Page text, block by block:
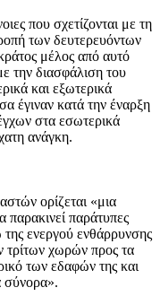
που σχετίζονται με τη
των δευτερευόντων
μέλος από αυτό
την διασφάλιση του
και εξωτερικά
έγιναν κατά την έναρξη
στα εσωτερικά
ανάγκη.
ορίζεται «μια
παρακινεί παράτυπες
ενεργού ενθάρρυνσης
τρίτων χωρών προς τα
των εδαφών της και
σύνορα».